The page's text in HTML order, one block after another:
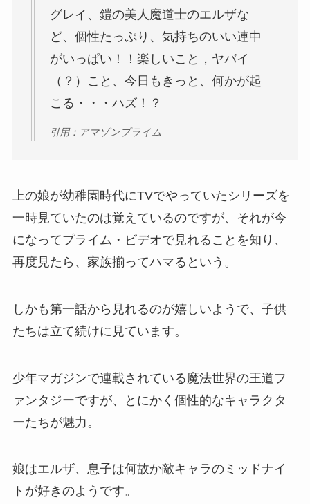
グレイ、鎧の美人魔道士のエルザな
ど、個性たっぷり、気持ちのいい連中
がいっぱい！！楽しいこと，ヤバイ
（？）こと、今日もきっと、何かが起
こる・・・ハズ！？
引用：アマゾンプライム
上の娘が幼稚園時代にTVでやっていたシリーズを
一時見ていたのは覚えているのですが、それが今
になってプライム・ビデオで見れることを知り、
再度見たら、家族揃ってハマるという。
しかも第一話から見れるのが嬉しいようで、子供
たちは立て続けに見ています。
少年マガジンで連載されている魔法世界の王道フ
ァンタジーですが、とにかく個性的なキャラクタ
ーたちが魅力。
娘はエルザ、息子は何故か敵キャラのミッドナイ
トが好きのようです。